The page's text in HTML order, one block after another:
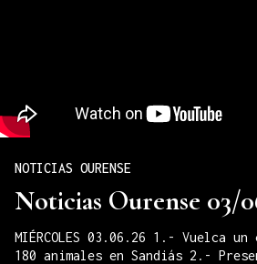
NOTICIAS OURENSE
Noticias Ourense 03/
MIÉRCOLES 03.06.26 1.- Vuelca
180 animales en Sandiás 2.-